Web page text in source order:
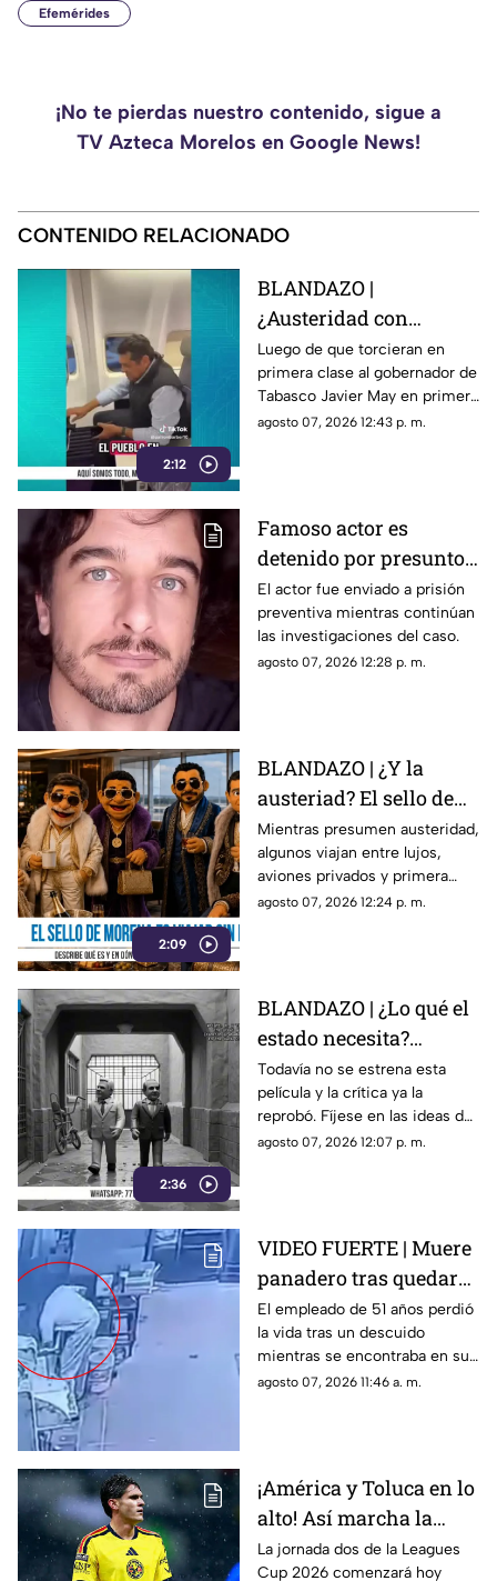
Efemérides
¡No te pierdas nuestro contenido, sigue a
TV Azteca Morelos en Google News!
CONTENIDO RELACIONADO
2:12
BLANDAZO |
¿Austeridad con
asiento preferente?
Captan a gobernador de
Tabasco Javier May en
primera clase
Luego de que torcieran en
primera clase al gobernador de
Tabasco Javier May en primera
clase, le jalaron las orejas pero
agosto 07, 2026 12:43 p. m.
Famoso actor es
detenido por presunto
abuso de un niño;
aseguró que lo
confundió con su novia
El actor fue enviado a prisión
preventiva mientras continúan
las investigaciones del caso.
agosto 07, 2026 12:28 p. m.
2:09
BLANDAZO | ¿Y la
austeriad? El sello de
Morena es viajar sin
pena
Mientras presumen austeridad,
algunos viajan entre lujos,
aviones privados y primera
clase. Al parecer ya se abrieron
agosto 07, 2026 12:24 p. m.
2:36
BLANDAZO | ¿Lo qué el
estado necesita?
Gobierno de Morelos
anuncia fideicomiso
cinematográfico
Todavía no se estrena esta
película y la crítica ya la
reprobó. Fíjese en las ideas de
Margarita González Saravia
agosto 07, 2026 12:07 p. m.
VIDEO FUERTE | Muere
panadero tras quedar
atrapado en una
mezcladora industrial
El empleado de 51 años perdió
la vida tras un descuido
mientras se encontraba en su
jornada laboral.
agosto 07, 2026 11:46 a. m.
¡América y Toluca en lo
alto! Así marcha la
tabla de posiciones de
La jornada dos de la Leagues
Cup 2026 comenzará hoy